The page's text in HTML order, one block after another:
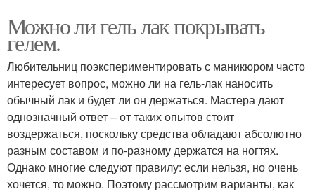
Можно ли гель лак покрывать
гелем.
Любительниц поэкспериментировать с маникюром часто
интересует вопрос, можно ли на гель-лак наносить
обычный лак и будет ли он держаться. Мастера дают
однозначный ответ – от таких опытов стоит
воздержаться, поскольку средства обладают абсолютно
разным составом и по-разному держатся на ногтях.
Однако многие следуют правилу: если нельзя, но очень
хочется, то можно. Поэтому рассмотрим варианты, как